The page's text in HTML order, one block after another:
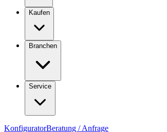
Kaufen
Branchen
Service
KonfiguratorBeratung / Anfrage